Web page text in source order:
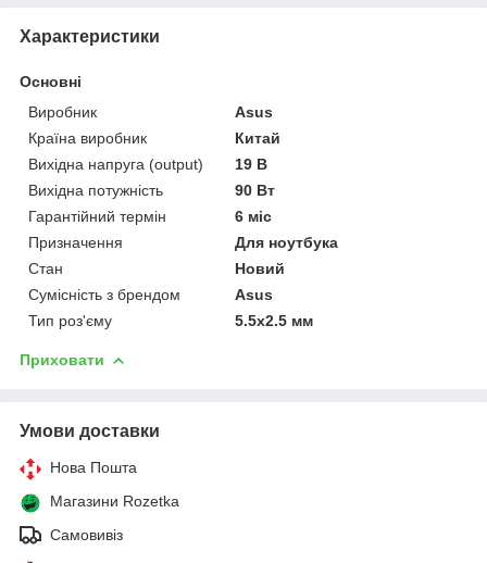
Характеристики
Основні
Виробник
Asus
Країна виробник
Китай
Вихідна напруга (output)
19 В
Вихідна потужність
90 Вт
Гарантійний термін
6 міс
Призначення
Для ноутбука
Стан
Новий
Сумісність з брендом
Asus
Тип роз'єму
5.5x2.5 мм
Приховати
Умови доставки
Нова Пошта
Магазини Rozetka
Самовивіз